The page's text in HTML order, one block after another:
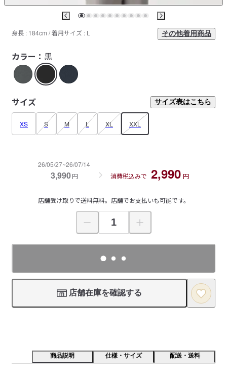
身長 : 184cm / 着用サイズ : L その他着用商品
カラー： 黒
サイズ サイズ表はこちら
XS S M L XL XXL
26/05/27~26/07/14
3,990円 消費税込みで 2,990 円
店舗受け取りで送料無料。店舗でお支払いも可能です。
店舗在庫を確認する
商品説明 仕様・サイズ 配送・送料